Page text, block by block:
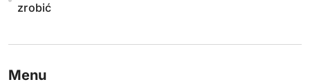
zrobić
Menu